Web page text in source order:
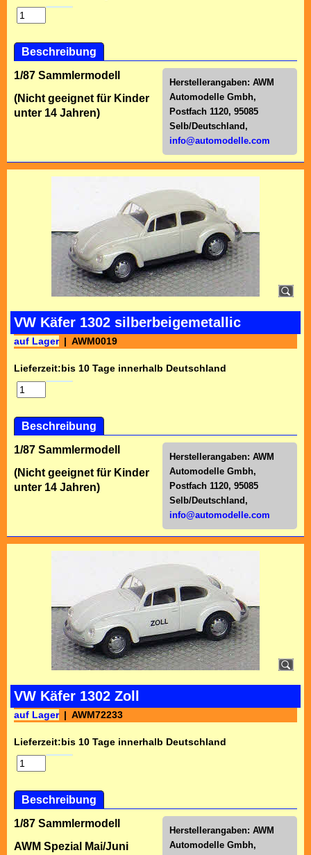
Beschreibung
Herstellerangaben: AWM
Automodelle Gmbh,
Postfach 1120, 95085
Selb/Deutschl and,
info@automodelle.com
1/87 Sammlermodell
(Nicht geeignet für Kinder
unter 14 Jahren)
VW Käfer 1302 silberbeigemetallic
auf Lager AWM0019
Lieferzeit:bis 10 Tage innerhalb Deutschland
Beschreibung
Herstellerangaben: AWM
Automodelle Gmbh,
Postfach 1120, 95085
Selb/Deutschl and,
info@automodelle.com
1/87 Sammlermodell
(Nicht geeignet für Kinder
unter 14 Jahren)
VW Käfer 1302 Zoll
auf Lager AWM72233
Lieferzeit:bis 10 Tage innerhalb Deutschland
Beschreibung
Herstellerangaben: AWM
Automodelle Gmbh,
1/87 Sammlermodell
AWM Spezial Mai/Juni